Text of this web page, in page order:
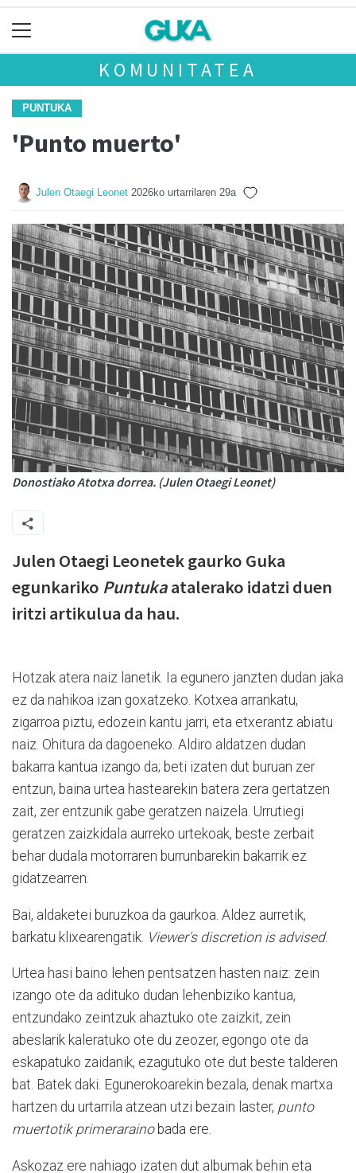
KOMUNITATEA
PUNTUKA
'Punto muerto'
Julen Otaegi Leonet 2026ko urtarrilaren 29a
Donostiako Atotxa dorrea. (Julen Otaegi Leonet)
Julen Otaegi Leonetek gaurko Guka
egunkariko Puntukaatalerako idatzi duen
iritzi artikulua da hau.
Hotzak atera naiz lanetik. Ia egunero janzten dudan jaka
ez da nahikoa izan goxatzeko. Kotxea arrankatu,
zigarroa piztu, edozein kantu jarri, eta etxerantz abiatu
naiz. Ohitura da dagoeneko. Aldiro aldatzen dudan
bakarra kantua izango da; beti izaten dut buruan zer
entzun, baina urtea hastearekin batera zera gertatzen
zait, zer entzunik gabe geratzen naizela. Urrutiegi
geratzen zaizkidala aurreko urtekoak, beste zerbait
behar dudala motorraren burrunbarekin bakarrik ez
gidatzearren.
Bai, aldaketei buruzkoa da gaurkoa. Aldez aurretik,
barkatu klixearengatik. Viewer's discretion is advised.
Urtea hasi baino lehen pentsatzen hasten naiz: zein
izango ote da adituko dudan lehenbiziko kantua,
entzundako zeintzuk ahaztuko ote zaizkit, zein
abeslarik kaleratuko ote du zeozer, egongo ote da
eskapatuko zaidanik, ezagutuko ote dut beste talderen
bat. Batek daki. Egunerokoarekin bezala, denak martxa
hartzen du urtarrila atzean utzi bezain laster, punto
muertotik primerarainobada ere.
Askozaz ere nahiago izaten dut albumak behin eta